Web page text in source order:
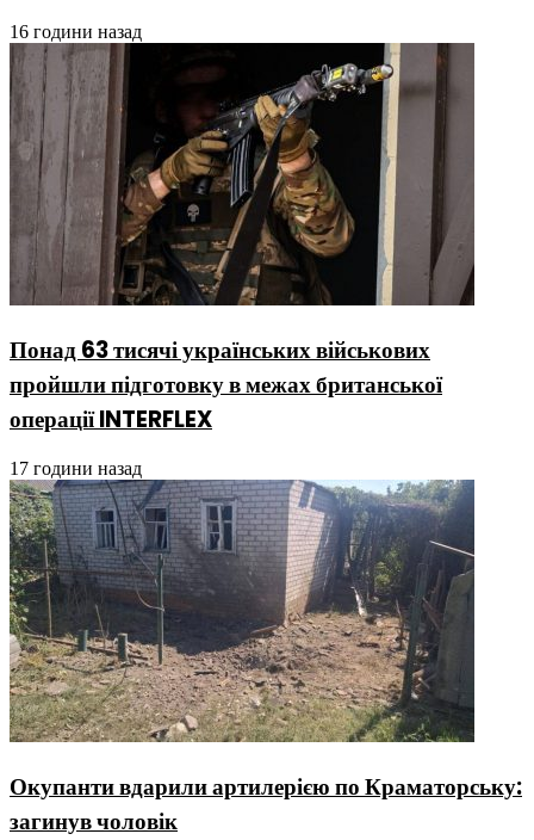
16 години назад
Понад 63 тисячі українських військових
пройшли підготовку в межах британської
операції INTERFLEX
17 години назад
Окупанти вдарили артилерією по Краматорську:
загинув чоловік